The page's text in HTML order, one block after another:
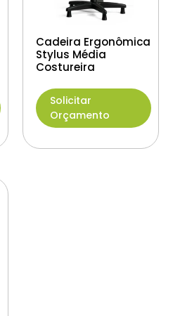
Cadeira Ergonômica
Stylus Média
Costureira
Solicitar
Orçamento